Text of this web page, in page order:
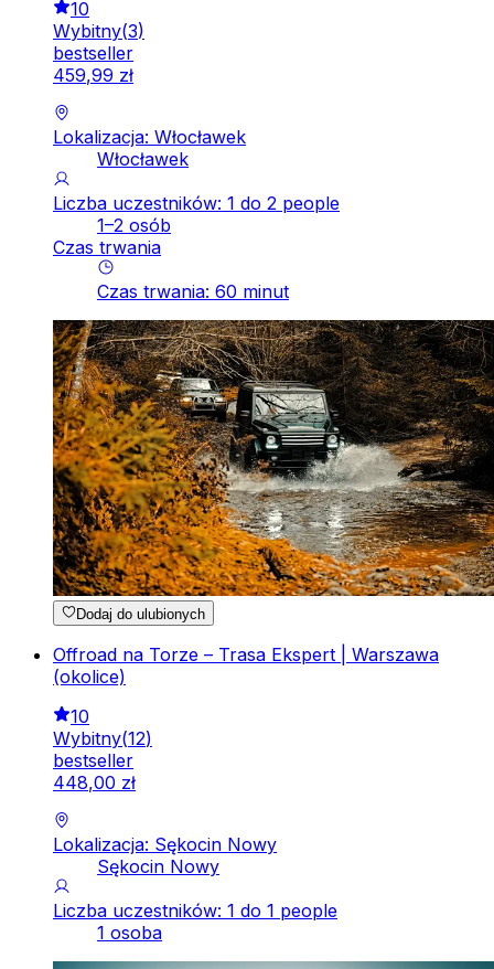
10
Wybitny(3)
bestseller
459,99 zł
Lokalizacja: Włocławek
Włocławek
Liczba uczestników: 1 do 2 people
1–2 osób
Czas trwania
Czas trwania: 60 minut
Dodaj do ulubionych
Offroad na Torze – Trasa Ekspert | Warszawa
(okolice)
10
Wybitny(12)
bestseller
448,00 zł
Lokalizacja: Sękocin Nowy
Sękocin Nowy
Liczba uczestników: 1 do 1 people
1 osoba